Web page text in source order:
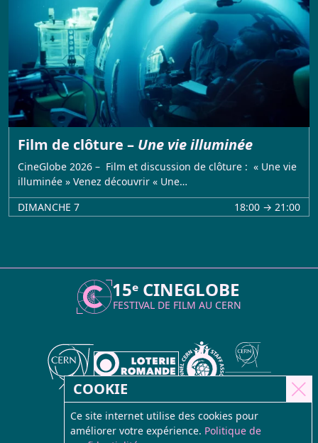
Film de clôture – Une vie illuminée
CineGlobe 2026 – Film et discussion de clôture : « Une vie
illuminée » Venez découvrir « Une…
DIMANCHE 7
18:00 → 21:00
15ᵉ CINEGLOBE
FESTIVAL DE FILM AUCERN
COOKIE
Ce site internet utilise des cookies pour
améliorer votre expérience. Politique de